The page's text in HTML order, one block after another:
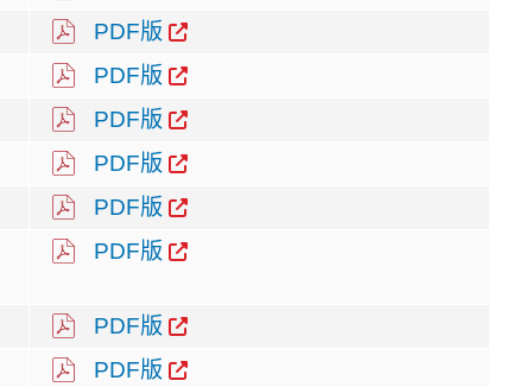
PDF版
PDF版
PDF版
PDF版
PDF版
PDF版
PDF版
PDF版